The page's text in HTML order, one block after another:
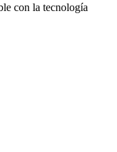
con la tecnología